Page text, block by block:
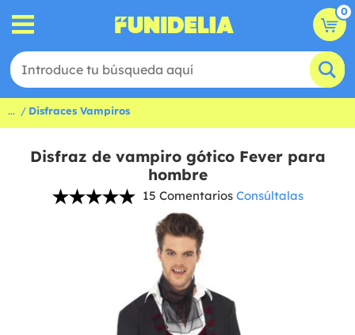
0
... Disfraces Vampiros
Disfraz de vampiro gótico Fever para
hombre
15 Comentarios Consúltalas